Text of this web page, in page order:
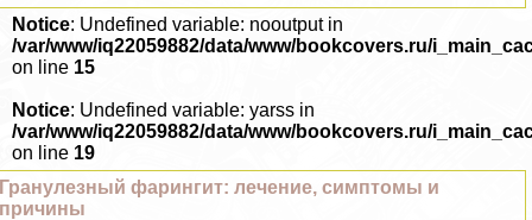
Notice: Undefined variable: nooutput in
/var/www/iq22059882/data/www/bookcovers.ru/
on line 15
Notice: Undefined variable: yarss in
/var/www/iq22059882/data/www/bookcovers.ru/
on line 19
Гранулезный фарингит: лечение, симптомы и
причины